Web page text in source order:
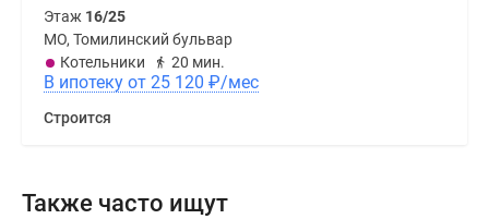
Этаж 16/25
МО, Томилинский бульвар
Котельники
20 мин.
В ипотеку от 25 120 ₽/мес
Строится
Также часто ищут